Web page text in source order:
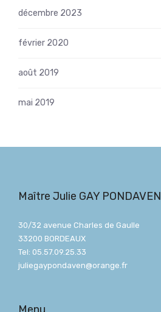
décembre 2023
février 2020
août 2019
mai 2019
Maître Julie GAY PONDAVEN
30/32 avenue Charles de Gaulle
33200 BORDEAUX
Tel: 05.57.09.25.33
juliegaypondaven@orange.fr